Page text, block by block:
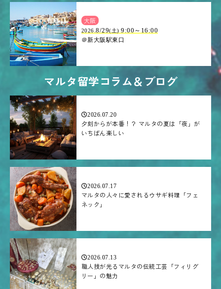
大阪
2026.8/29(土) 9:00～16:00
＠新大阪駅東口
マルタ留学コラム＆ブログ
2026.07.20
夕刻からが本番！？ マルタの夏は「夜」が
いちばん楽しい
2026.07.17
マルタの人々に愛されるウサギ料理「フェ
ネック」
2026.07.13
職人技が光るマルタの伝統工芸「フィリグ
リー」の魅力